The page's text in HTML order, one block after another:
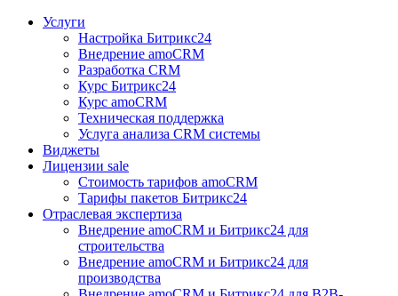
Услуги
Настройка Битрикс24
Внедрение amoCRM
Разработка CRM
Курс Битрикс24
Курс amoCRM
Техническая поддержка
Услуга анализа CRM системы
Виджеты
Лицензии sale
Стоимость тарифов amoCRM
Тарифы пакетов Битрикс24
Отраслевая экспертиза
Внедрение amoCRM и Битрикс24 для
строительства
Внедрение amoCRM и Битрикс24 для
производства